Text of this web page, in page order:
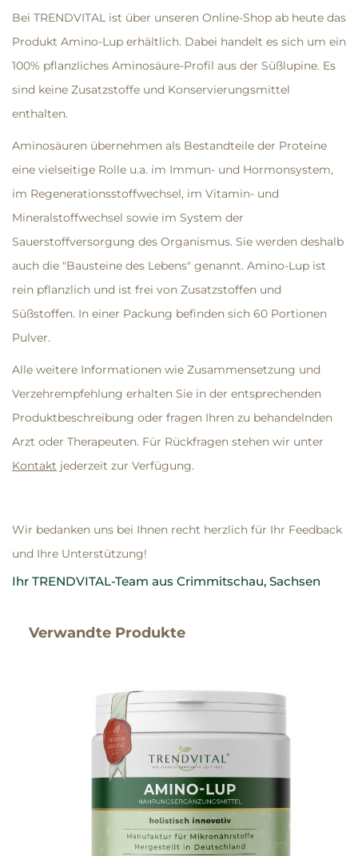
Bei TRENDVITAL ist über unseren Online-Shop ab heute das
Produkt Amino-Lup erhältlich. Dabei handelt es sich um ein
100% pflanzliches Aminosäure-Profil aus der Süßlupine. Es
sind keine Zusatzstoffe und Konservierungsmittel
enthalten.
Aminosäuren übernehmen als Bestandteile der Proteine
eine vielseitige Rolle u.a. im Immun- und Hormonsystem,
im Regenerationsstoffwechsel, im Vitamin- und
Mineralstoffwechsel sowie im System der
Sauerstoffversorgung des Organismus. Sie werden deshalb
auch die "Bausteine des Lebens" genannt. Amino-Lup ist
rein pflanzlich und ist frei von Zusatzstoffen und
Süßstoffen. In einer Packung befinden sich 60 Portionen
Pulver.
Alle weitere Informationen wie Zusammensetzung und
Verzehrempfehlung erhalten Sie in der entsprechenden
Produktbeschreibung oder fragen Ihren zu behandelnden
Arzt oder Therapeuten. Für Rückfragen stehen wir unter
Kontakt jederzeit zur Verfügung.
Wir bedanken uns bei Ihnen recht herzlich für Ihr Feedback
und Ihre Unterstützung!
Ihr TRENDVITAL-Team aus Crimmitschau, Sachsen
Verwandte Produkte